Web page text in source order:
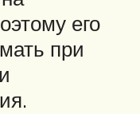
его
при